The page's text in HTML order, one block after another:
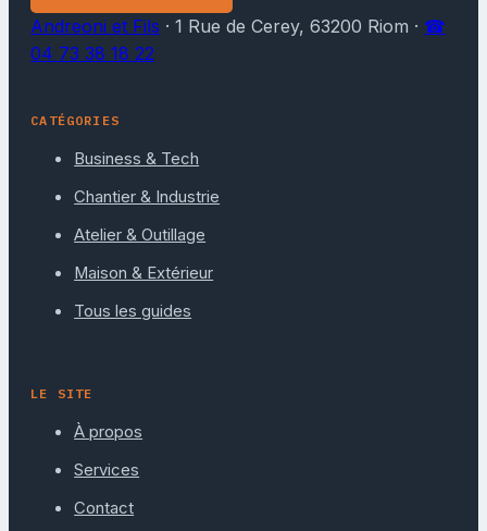
Andreoni et Fils ·1 Rue de Cerey, 63200 Riom · ☎
04 73 38 18 22
CATÉGORIES
Business & Tech
Chantier & Industrie
Atelier & Outillage
Maison & Extérieur
Tous les guides
LE SITE
À propos
Services
Contact